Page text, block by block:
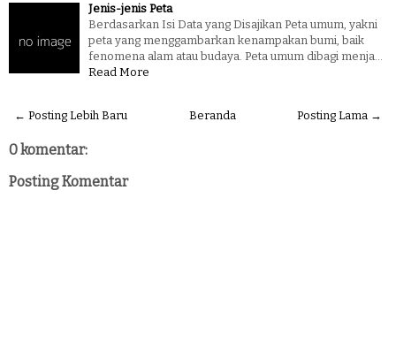
Jenis-jenis Peta
Berdasarkan Isi Data yang Disajikan Peta umum, yakni
peta yang menggambarkan kenampakan bumi, baik
fenomena alam atau budaya. Peta umum dibagi menja…
Read More
← Posting Lebih Baru Posting Lama →
Beranda
0 komentar:
Posting Komentar